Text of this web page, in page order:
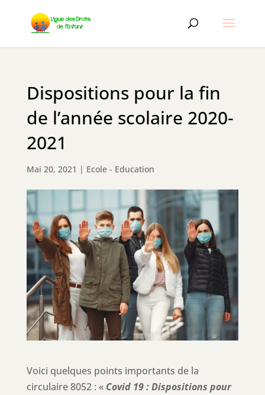
Dispositions pour la fin
de l’année scolaire 2020-
2021
Mai 20, 2021 | Ecole - Education
Voici quelques points importants de la
circulaire 8052 : « Covid 19 : Dispositions pour